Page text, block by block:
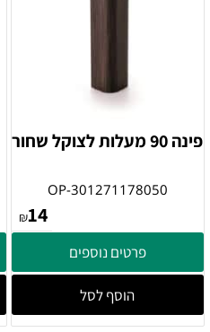
פינה 90 מעלות לצוקל שחור
OP-301271178050
₪14
פרטים נוספים
הוסף לסל